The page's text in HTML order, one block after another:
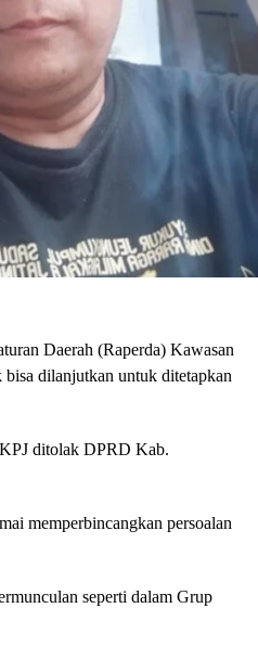
Daerah (Raperda) Kawasan
dilanjutkan untuk ditetapkan
ditolak DPRD Kab.
memperbincangkan persoalan
seperti dalam Grup